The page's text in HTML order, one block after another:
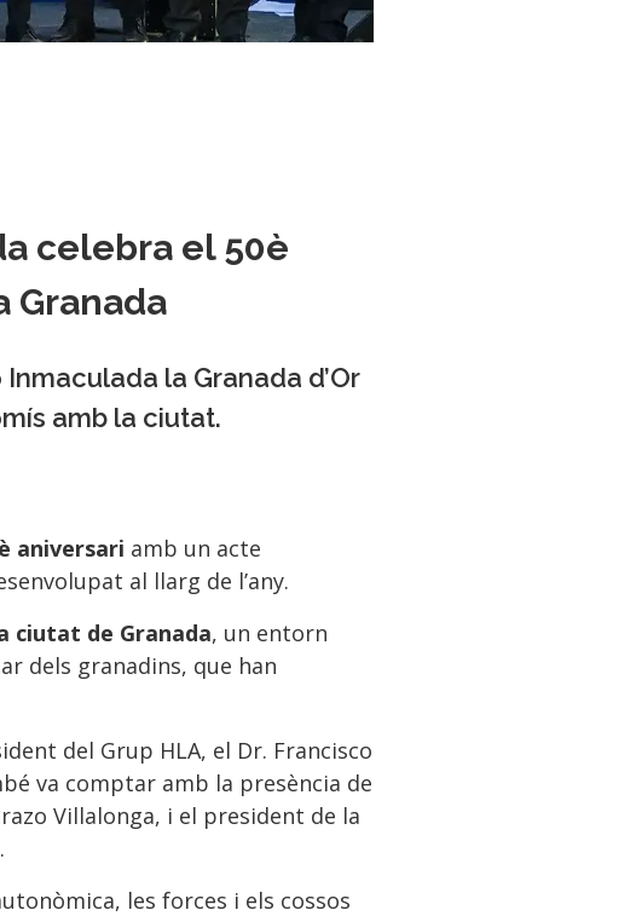
celebra el 50è
Granada
la Granada d’Or
amb la ciutat.
aniversari amb un acte
al llarg de l’any.
ciutat de Granada, un entorn
dels granadins, que han
del Grup HLA, el Dr. Francisco
va comptar amb la presència de
Villalonga, i el president de la
les forces i els cossos